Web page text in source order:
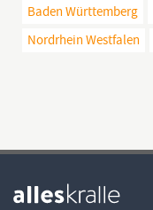
Baden Württemberg
Nordrhein Westfalen